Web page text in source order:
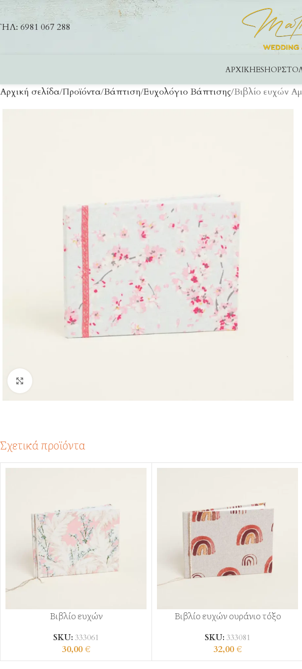
6981 067 288
ΑΡΧΙΚΉESHOP
Αρχική σελίδα Προϊόντα Βάπτιση Ευχολόγιο Βάπτισης Βιβλίο ευχών
Σχετικά προϊόντα
Βιβλίο ευχών
SKU: 333061
30,00€
Βιβλίο ευχών ουράνιο τόξο
SKU: 333081
32,00€